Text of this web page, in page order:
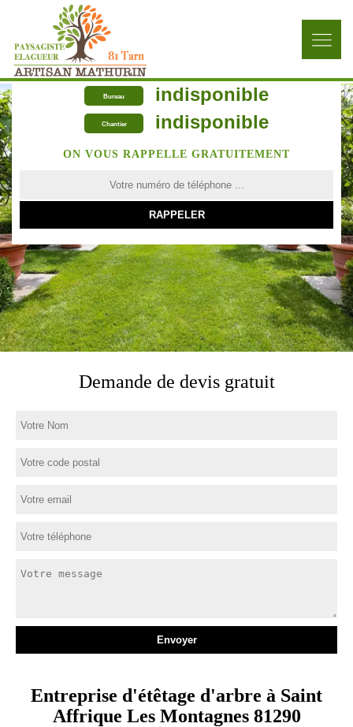
Bureau indisponible
Chantier indisponible
ON VOUS RAPPELLE GRATUITEMENT
Demande de devis gratuit
Entreprise d'étêtage d'arbre à Saint
Affrique Les Montagnes 81290